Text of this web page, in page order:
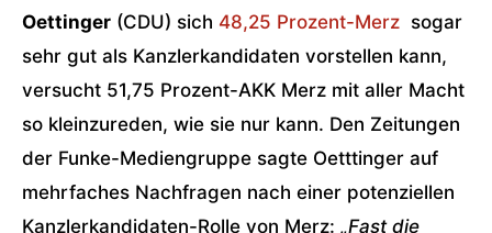
Oettinger (CDU) sich 48,25 Prozent-Merz sogar
sehr gut als Kanzlerkandidaten vorstellen kann,
versucht 51,75 Prozent-AKK Merz mit aller Macht
so kleinzureden, wie sie nur kann. Den Zeitungen
der Funke-Mediengruppe sagte Oetttinger auf
mehrfaches Nachfragen nach einer potenziellen
Kanzlerkandidaten-Rolle von Merz: „Fast die